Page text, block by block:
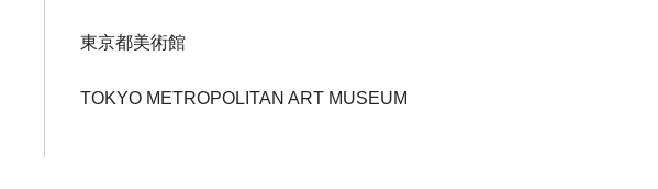
東京都美術館
TOKYO METROPOLITAN ART MUSEUM